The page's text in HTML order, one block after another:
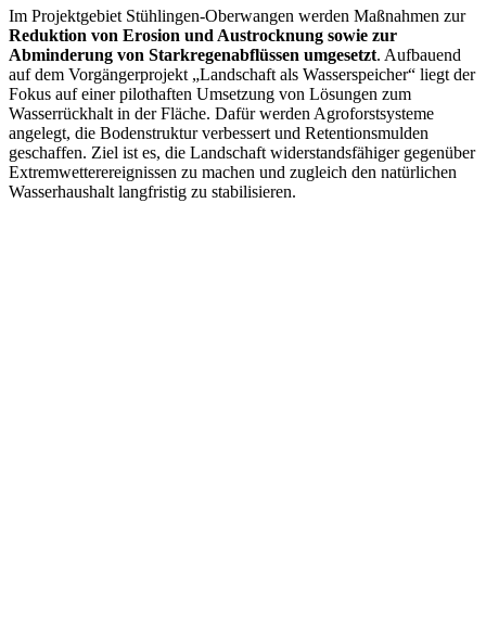
Im Projektgebiet Stühlingen-Oberwangen werden Maßnahmen zur
Reduktion von Erosion und Austrocknung sowie zur
Abminderung von Starkregenabflüssen umgesetzt. Aufbauend
auf dem Vorgängerprojekt „Landschaft als Wasserspeicher“ liegt der
Fokus auf einer pilothaften Umsetzung von Lösungen zum
Wasserrückhalt in der Fläche. Dafür werden Agroforstsysteme
angelegt, die Bodenstruktur verbessert und Retentionsmulden
geschaffen. Ziel ist es, die Landschaft widerstandsfähiger gegenüber
Extremwetterereignissen zu machen und zugleich den natürlichen
Wasserhaushalt langfristig zu stabilisieren.